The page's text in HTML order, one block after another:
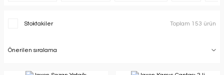
Stoktakiler Toplam 153 ürün